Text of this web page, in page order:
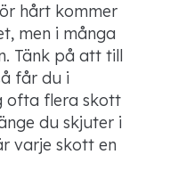
hårt kommer
men i många
Tänk på att till
får du i
ofta flera skott
du skjuter i
varje skott en